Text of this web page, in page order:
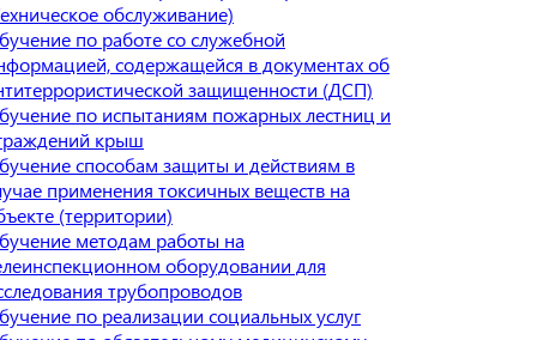
обслуживание)
по работе со служебной
содержащейся в документах об
защищенности (ДСП)
по испытаниям пожарных лестниц и
крыш
способам защиты и действиям в
применения токсичных веществ на
(территории)
методам работы на
оборудовании для
трубопроводов
по реализации социальных услуг